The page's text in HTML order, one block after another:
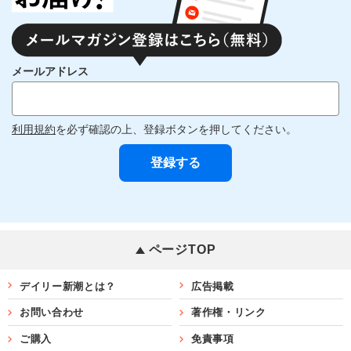
メールアドレス
利用規約を必ず確認の上、登録ボタンを押してください。
ページTOP
デイリー新潮とは？ 広告掲載
お問い合わせ 著作権・リンク
ご購入 免責事項